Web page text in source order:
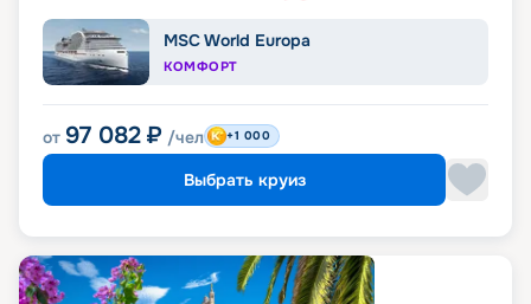
MSC World Europa
КОМФОРТ
от 97 082 ₽ /чел +1 000
Выбрать круиз